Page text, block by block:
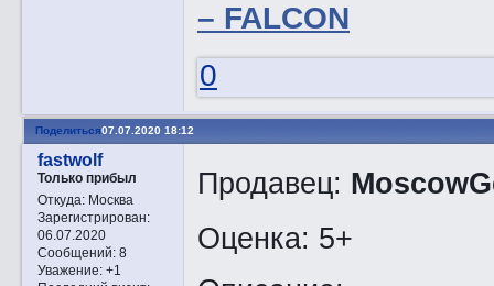
– FALCON
0
Поделиться07.07.2020 18:12
fastwolf
Только прибыл
Откуда:Москва
Зарегистрирован:
06.07.2020
Сообщений:8
Уважение: +1
Продавец:
Оценка: 5+